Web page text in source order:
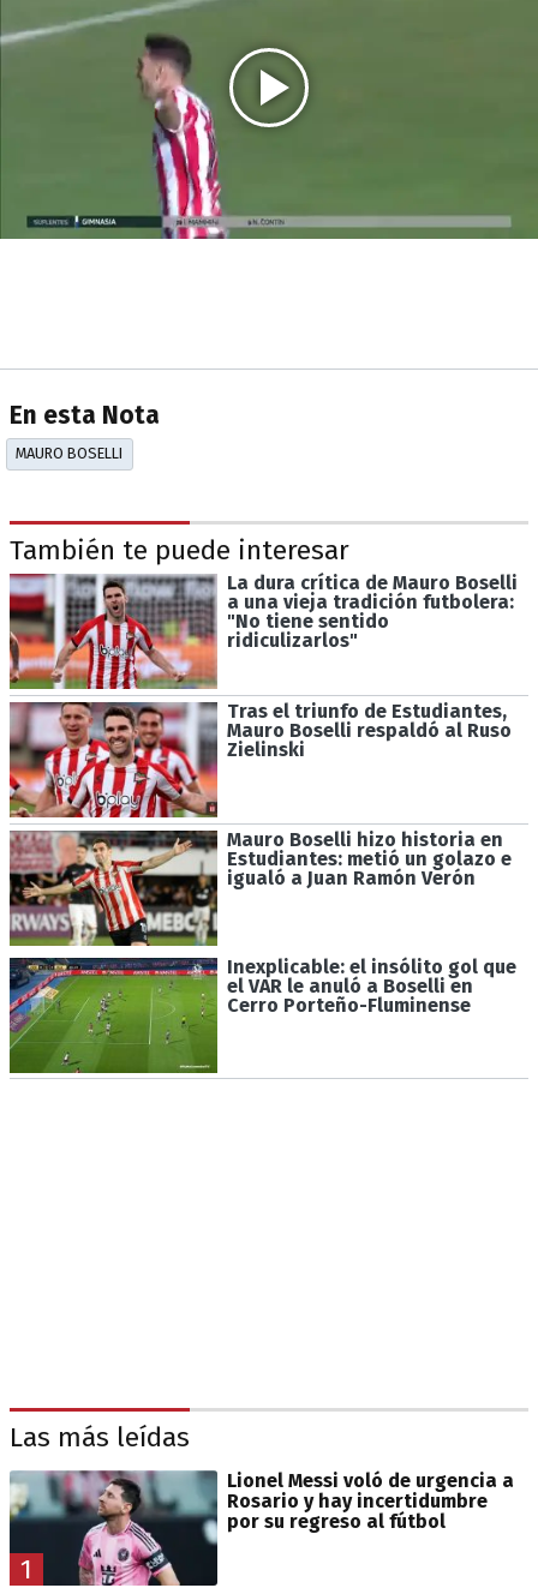
En esta Nota
MAURO BOSELLI
También te puede interesar
La dura crítica de Mauro Boselli
a una vieja tradición futbolera:
"No tiene sentido
ridiculizarlos"
Tras el triunfo de Estudiantes,
Mauro Boselli respaldó al Ruso
Zielinski
Mauro Boselli hizo historia en
Estudiantes: metió un golazo e
igualó a Juan Ramón Verón
Inexplicable: el insólito gol que
el VAR le anuló a Boselli en
Cerro Porteño-Fluminense
Las más leídas
1
Lionel Messi voló de urgencia a
Rosario y hay incertidumbre
por su regreso al fútbol